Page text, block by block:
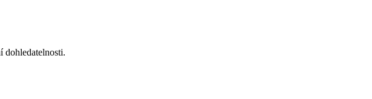
dohledatelnosti.